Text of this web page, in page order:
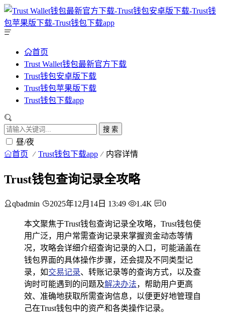
首页
Trust Wallet钱包最新官方下载
Trust钱包安卓版下载
Trust钱包苹果版下载
Trust钱包下载app
搜 索
昼/夜
首页 Trust钱包下载app 内容详情
Trust钱包查询记录全攻略
qbadmin 2025年12月14日 13:49 1.4K 0
本文聚焦于Trust钱包查询记录全攻略，Trust钱包使
用广泛，用户常需查询记录来掌握资金动态等情
况，攻略会详细介绍查询记录的入口，可能涵盖在
钱包界面的具体操作步骤，还会提及不同类型记
录，如交易记录、转账记录等的查询方式，以及查
询时可能遇到的问题及解决办法，帮助用户更高
效、准确地获取所需查询信息，以便更好地管理自
己在Trust钱包中的资产和各类操作记录。